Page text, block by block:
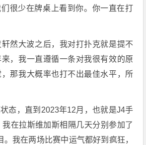
很少在牌桌上看到你。你一直在打
然大波之后，我对打扑克就是提不
，我一直遵循一条对我很有效的原
那我大概率也打不出最佳水平，所
态，直到2023年12月，也就是J4手
在拉斯维加斯相隔几天分别参加了
。我在两场比赛中运气都好到疯狂，